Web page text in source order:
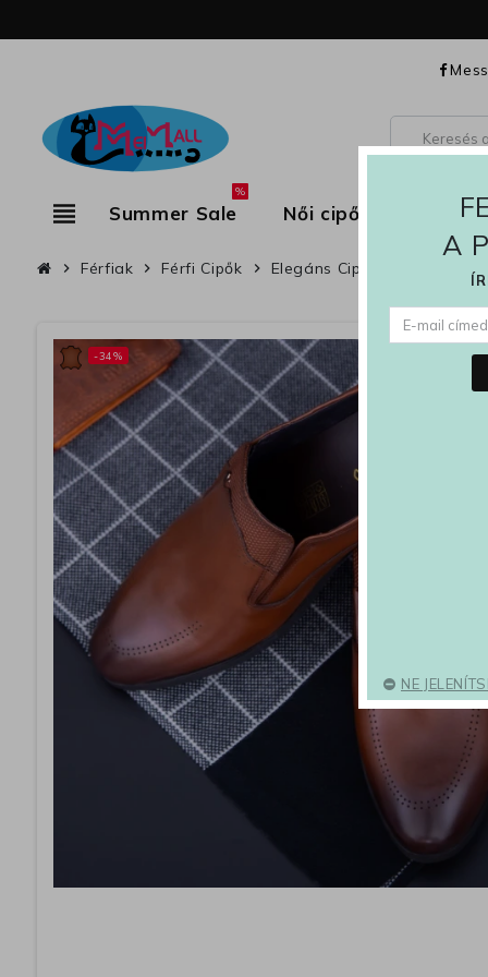
view_headline Summer Sale
%
Női cipők Női
chevron_right Férfiak chevron_right Férfi Cipők chevron_right Elegáns Cipő Elegáns
-34%
A
NE